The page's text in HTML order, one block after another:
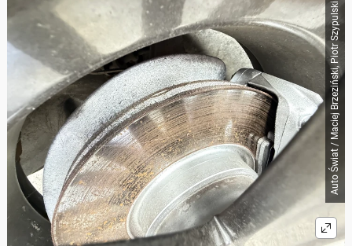
Auto Świat / Maciej Brzeziński, Piotr Szypulski